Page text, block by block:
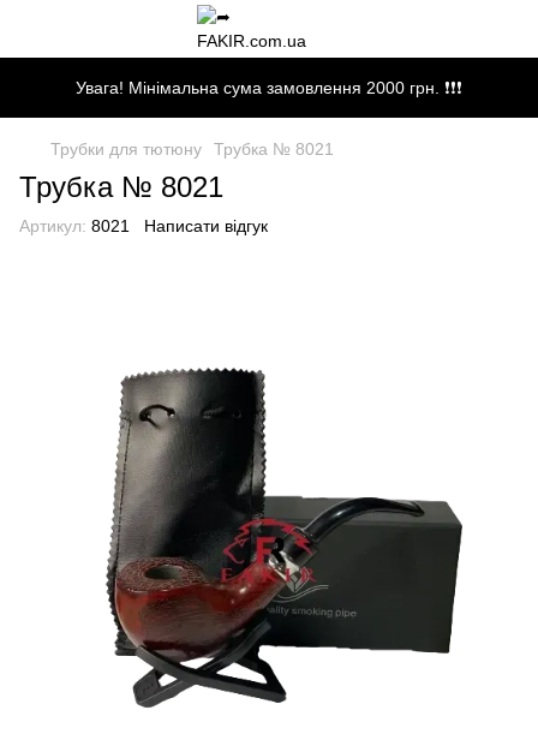
Увага! Мінімальна сума замовлення 2000 грн. ❗❗❗
Трубки для тютюну Трубка № 8021
Трубка № 8021
Артикул: 8021 Написати відгук